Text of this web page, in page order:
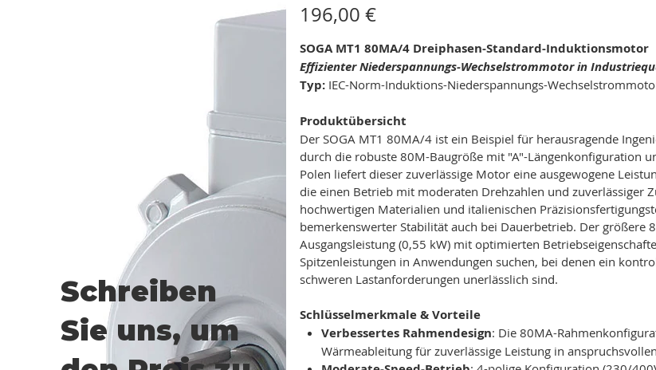
196,00 €
SOGA MT1 80MA/4 Dreiphasen-Standard-Induktionsmotor
Effizienter Niederspannungs-Wechselstrommotor in
Typ: IEC-Norm-Induktions-Niederspannungs-
Produktübersicht
Der SOGA MT1 80MA/4 ist ein Beispiel für herausragende
durch die robuste 80M-Baugröße mit "A"-Längenkonfiguration
Polen liefert dieser zuverlässige Motor eine ausgewogene
die einen Betrieb mit moderaten Drehzahlen und
hochwertigen Materialien und italienischen
bemerkenswerter Stabilität auch bei Dauerbetrieb. Der
Ausgangsleistung (0,55 kW) mit optimierten
Spitzenleistungen in Anwendungen suchen, bei denen ein
schweren Lastanforderungen unerlässlich sind.
Schlüsselmerkmale & Vorteile
Verbessertes Rahmendesign: Die 80MA-
Wärmeableitung für zuverlässige Leistung in
Schreiben
Sie uns, um